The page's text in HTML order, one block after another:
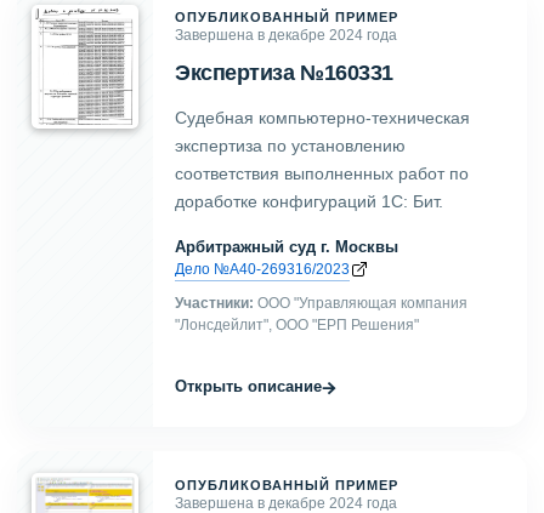
ОПУБЛИКОВАННЫЙ ПРИМЕР
Завершена в декабре 2024 года
Экспертиза №160331
Судебная компьютерно-техническая
экспертиза по установлению
соответствия выполненных работ по
доработке конфигураций 1С: Бит.
Арбитражный суд г. Москвы
Дело №А40-269316/2023
Участники: ООО "Управляющая компания
"Лонсдейлит", ООО "ЕРП Решения"
Открыть описание→
ОПУБЛИКОВАННЫЙ ПРИМЕР
Завершена в декабре 2024 года